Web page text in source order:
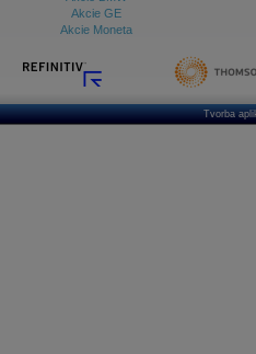
Akcie GE
Akcie Moneta
Tvorba